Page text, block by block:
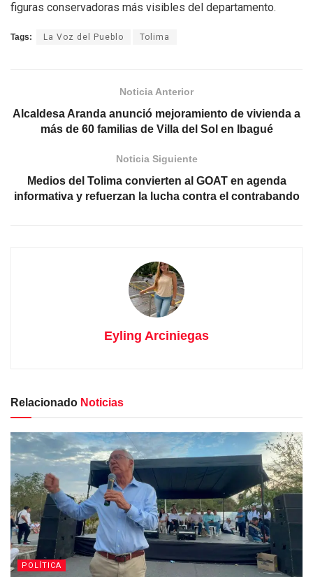
figuras conservadoras más visibles del departamento.
Tags: La Voz del Pueblo Tolima
Noticia Anterior
Alcaldesa Aranda anunció mejoramiento de vivienda a
más de 60 familias de Villa del Sol en Ibagué
Noticia Siguiente
Medios del Tolima convierten al GOAT en agenda
informativa y refuerzan la lucha contra el contrabando
Eyling Arciniegas
Relacionado Noticias
POLÍTICA